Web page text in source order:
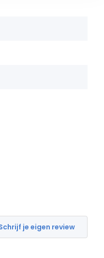
je eigen review